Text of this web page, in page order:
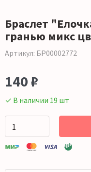
Браслет
гранью микс
Артикул: БР00002772
140 ₽
✓ В наличии 19 шт